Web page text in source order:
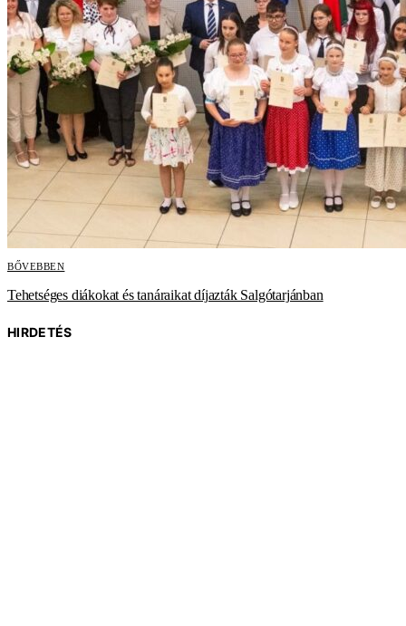
BŐVEBBEN
Tehetséges diákokat és tanáraikat díjazták Salgótarjánban
HIRDETÉS